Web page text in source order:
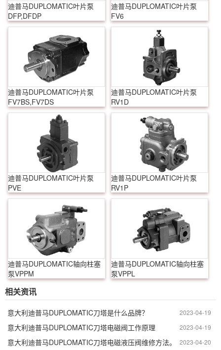
迪普马DUPLOMATIC叶片泵
DFP,DFDP
迪普马DUPLOMATIC叶片泵
FV6
迪普马DUPLOMATIC叶片泵
FV7BS,FV7DS
迪普马DUPLOMATIC叶片泵
RV1D
迪普马DUPLOMATIC叶片泵
PVE
迪普马DUPLOMATIC叶片泵
RV1P
迪普马DUPLOMATIC轴向柱塞
泵VPPM
迪普马DUPLOMATIC轴向柱塞
泵VPPL
相关资讯
2023-04-19
意大利迪普马DUPLOMATIC刀塔是什么品牌？
2023-04-19
意大利迪普马DUPLOMATIC刀塔电磁阀工作原理
2023-04-20
意大利迪普马DUPLOMATIC刀塔电磁液压阀维修方法。